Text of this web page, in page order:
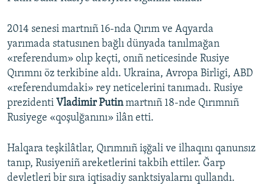
2014 senesi martnıñ 16-nda Qırım ve Aqyarda
yarımada statusınen bağlı dünyada tanılmağan
«referendum» olıp keçti, onıñ neticesinde Rusiye
Qırımnı öz terkibine aldı. Ukraina, Avropa Birligi, ABD
«referendumdaki» rey neticelerini tanımadı. Rusiye
prezidenti Vladimir Putinmartnıñ 18-nde Qırımnıñ
Rusiyege «qoşulğanını» ilân etti.
Halqara teşkilâtlar, Qırımnıñ işğali ve ilhaqını qanunsız
tanıp, Rusiyeniñ areketlerini takbih ettiler. Ğarp
devletleri bir sıra iqtisadiy sanktsiyalarnı qullandı.